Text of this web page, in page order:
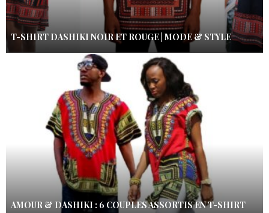
T-SHIRT DASHIKI NOIR ET ROUGE | MODE & STYLE
AMOUR & DASHIKI : 6 COUPLES ASSORTIS EN T-SHIRT